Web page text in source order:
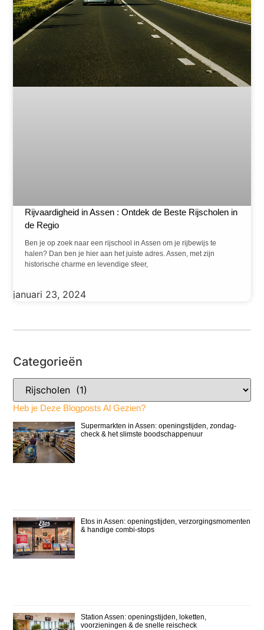
Categorieën
Heb je Deze Blogposts Al Gezien?
Supermarkten in Assen: openingstijden, zondag-
check & het slimste boodschappenuur
Etos in Assen: openingstijden, verzorgingsmomenten
& handige combi-stops
Station Assen: openingstijden, loketten,
voorzieningen & de snelle reischeck
Rijvaardigheid in Assen : Ontdek de Beste Rijscholen in
de Regio
Ben je op zoek naar een rijschool in Assen om je rijbewijs te
halen? Dan ben je hier aan het juiste adres. Assen, met zijn
historische charme en levendige sfeer,
januari 23, 2024